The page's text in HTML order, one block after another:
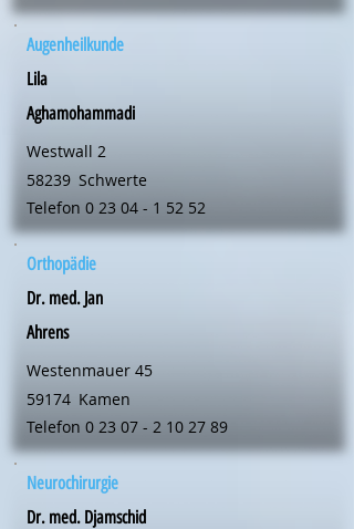
Augenheilkunde
Lila
Aghamohammadi
Westwall 2
58239 Schwerte
Telefon 0 23 04 - 1 52 52
Orthopädie
Dr. med. Jan
Ahrens
Westenmauer 45
59174 Kamen
Telefon 0 23 07 - 2 10 27 89
Neurochirurgie
Dr. med. Djamschid